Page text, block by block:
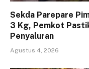
Sekda Parepare
3 Kg, Pemkot
Penyaluran
Agustus 4, 2026